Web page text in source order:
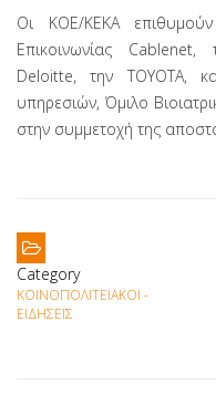
Οι ΚΟΕ/ΚΕΚΑ
Επικοινωνίας
Deloitte, την TOYOTA,
υπηρεσιών, Όμιλο
στην συμμετοχή της
Category
ΚΟΙΝΟΠΟΛΙΤΕΙΑΚΟΊ -
ΕΙΔΉΣΕΙΣ